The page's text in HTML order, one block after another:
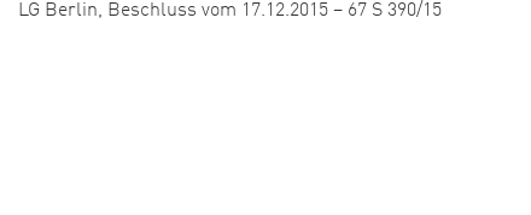
LG Berlin, Beschluss vom 17.12.2015 – 67 S 390/15